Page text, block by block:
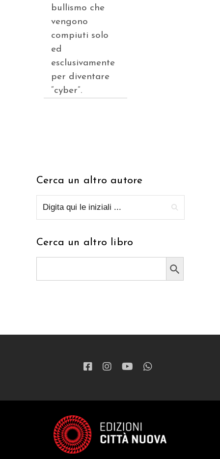
bullismo che
vengono
compiuti solo
ed
esclusivamente
per diventare
“cyber”.
Cerca un altro autore
Cerca un altro libro
Search Button